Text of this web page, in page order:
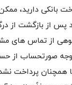
بانکی دارید،
پس از بازگشت از
از تماس های
و وجه صورتحساب
پرداخت نشده